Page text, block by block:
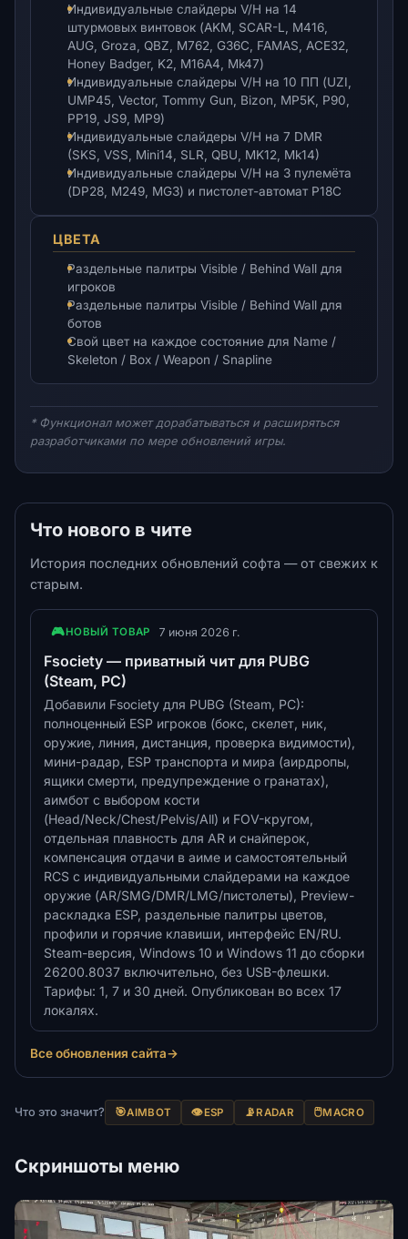
Индивидуальные слайдеры V/H на 14
штурмовых винтовок (AKM, SCAR-L, M416,
AUG, Groza, QBZ, M762, G36C, FAMAS, ACE32,
Honey Badger, K2, M16A4, Mk47)
Индивидуальные слайдеры V/H на 10 ПП (UZI,
UMP45, Vector, Tommy Gun, Bizon, MP5K, P90,
PP19, JS9, MP9)
Индивидуальные слайдеры V/H на 7 DMR
(SKS, VSS, Mini14, SLR, QBU, MK12, Mk14)
Индивидуальные слайдеры V/H на 3 пулемёта
(DP28, M249, MG3) и пистолет-автомат P18C
ЦВЕТА
Раздельные палитры Visible / Behind Wall для
игроков
Раздельные палитры Visible / Behind Wall для
ботов
Свой цвет на каждое состояние для Name /
Skeleton / Box / Weapon / Snapline
* Функционал может дорабатываться и расширяться
разработчиками по мере обновлений игры.
Что нового в чите
История последних обновлений софта — от свежих к
старым.
🎮НОВЫЙ ТОВАР 7 июня 2026 г.
Fsociety — приватный чит для PUBG
(Steam, PC)
Добавили Fsociety для PUBG (Steam, PC):
полноценный ESP игроков (бокс, скелет, ник,
оружие, линия, дистанция, проверка видимости),
мини-радар, ESP транспорта и мира (аирдропы,
ящики смерти, предупреждение о гранатах),
аимбот с выбором кости
(Head/Neck/Chest/Pelvis/All) и FOV-кругом,
отдельная плавность для AR и снайперок,
компенсация отдачи в аиме и самостоятельный
RCS с индивидуальными слайдерами на каждое
оружие (AR/SMG/DMR/LMG/пистолеты), Preview-
раскладка ESP, раздельные палитры цветов,
профили и горячие клавиши, интерфейс EN/RU.
Steam-версия, Windows 10 и Windows 11 до сборки
26200.8037 включительно, без USB-флешки.
Тарифы: 1, 7 и 30 дней. Опубликован во всех 17
локалях.
Все обновления сайта→
Что это значит? 🎯AIMBOT 👁️ESP 📡RADAR 🖱️MACRO
Скриншоты меню